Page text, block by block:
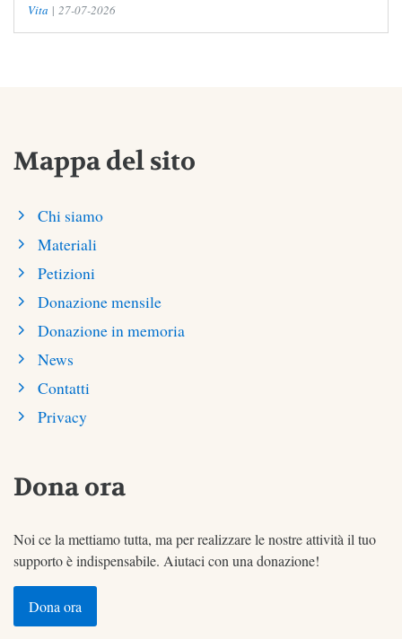
Vita | 27-07-2026
Mappa del sito
Chi siamo
Materiali
Petizioni
Donazione mensile
Donazione in memoria
News
Contatti
Privacy
Dona ora
Noi ce la mettiamo tutta, ma per realizzare le nostre attività il tuo
supporto è indispensabile. Aiutaci con una donazione!
Dona ora